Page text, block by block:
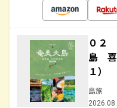
０２
島 喜
１）
島旅